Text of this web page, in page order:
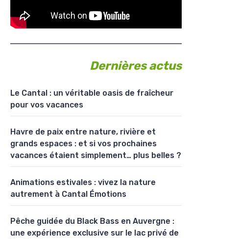
Dernières actus
Le Cantal : un véritable oasis de fraîcheur
pour vos vacances
Havre de paix entre nature, rivière et
grands espaces : et si vos prochaines
vacances étaient simplement… plus belles ?
Animations estivales : vivez la nature
autrement à Cantal Émotions
Pêche guidée du Black Bass en Auvergne :
une expérience exclusive sur le lac privé de